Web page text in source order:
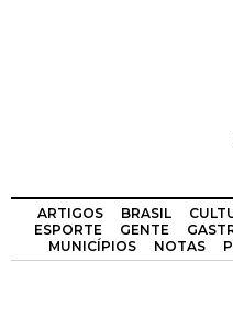
ARTIGOS BRASIL
ESPORTE
GENTE
MUNICÍPIOS
NOTAS